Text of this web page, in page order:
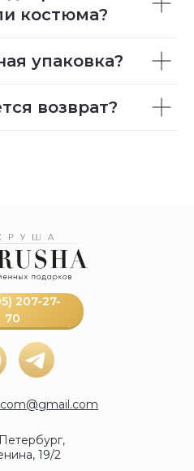
костюма?
упаковка?
возврат?
19/2
207-27-
70